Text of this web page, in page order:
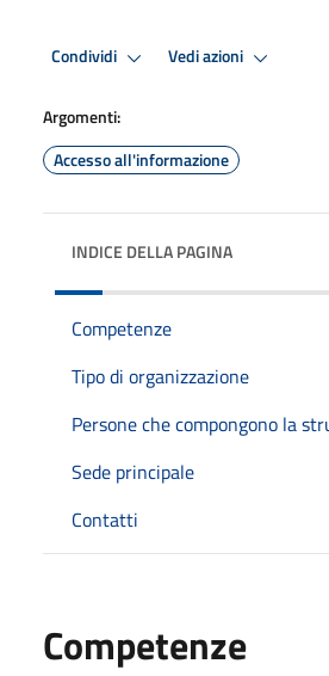
Condividi Vedi azioni
Argomenti:
Accesso all'informazione
INDICE DELLA PAGINA
Competenze
Tipo di organizzazione
Persone che compongono la
Sede principale
Contatti
Competenze